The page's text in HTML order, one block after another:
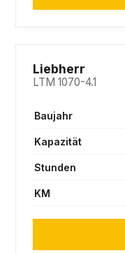
Liebherr
LTM 1070-4.1
Baujahr
Kapazität
Stunden
KM